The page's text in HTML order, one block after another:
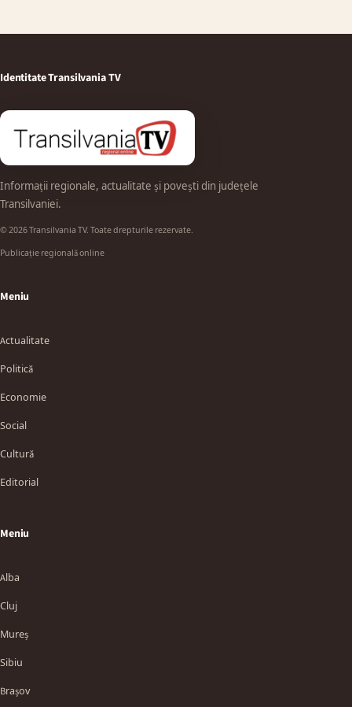
Identitate Transilvania TV
Informații regionale, actualitate și povești din județele
Transilvaniei.
© 2026 Transilvania TV. Toate drepturile rezervate.
Publicație regională online
Meniu
Actualitate
Politică
Economie
Social
Cultură
Editorial
Meniu
Alba
Cluj
Mureș
Sibiu
Brașov